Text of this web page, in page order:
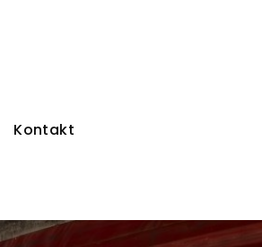
Kontakt